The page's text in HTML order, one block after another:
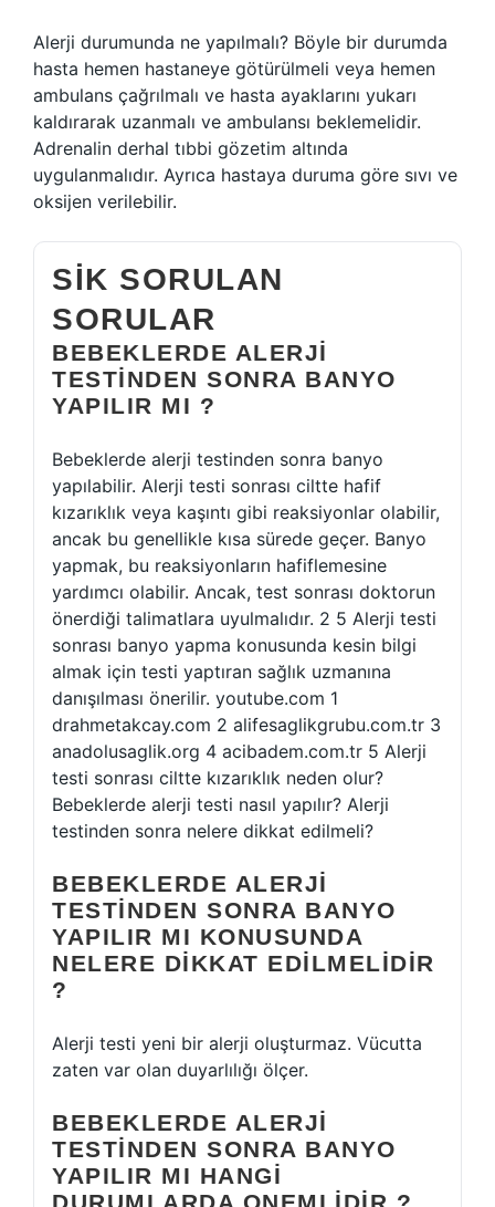
Alerji durumunda ne yapılmalı? Böyle bir durumda
hasta hemen hastaneye götürülmeli veya hemen
ambulans çağrılmalı ve hasta ayaklarını yukarı
kaldırarak uzanmalı ve ambulansı beklemelidir.
Adrenalin derhal tıbbi gözetim altında
uygulanmalıdır. Ayrıca hastaya duruma göre sıvı ve
oksijen verilebilir.
SIK SORULAN
SORULAR
BEBEKLERDE ALERJI
TESTINDEN SONRA BANYO
YAPILIR MI ?
Bebeklerde alerji testinden sonra banyo
yapılabilir. Alerji testi sonrası ciltte hafif
kızarıklık veya kaşıntı gibi reaksiyonlar olabilir,
ancak bu genellikle kısa sürede geçer. Banyo
yapmak, bu reaksiyonların hafiflemesine
yardımcı olabilir. Ancak, test sonrası doktorun
önerdiği talimatlara uyulmalıdır. 2 5 Alerji testi
sonrası banyo yapma konusunda kesin bilgi
almak için testi yaptıran sağlık uzmanına
danışılması önerilir. youtube.com 1
drahmetakcay.com 2 alifesaglikgrubu.com.tr 3
anadolusaglik.org 4 acibadem.com.tr 5 Alerji
testi sonrası ciltte kızarıklık neden olur?
Bebeklerde alerji testi nasıl yapılır? Alerji
testinden sonra nelere dikkat edilmeli?
BEBEKLERDE ALERJI
TESTINDEN SONRA BANYO
YAPILIR MI KONUSUNDA
NELERE DIKKAT EDILMELIDIR
?
Alerji testi yeni bir alerji oluşturmaz. Vücutta
zaten var olan duyarlılığı ölçer.
BEBEKLERDE ALERJI
TESTINDEN SONRA BANYO
YAPILIR MI HANGI